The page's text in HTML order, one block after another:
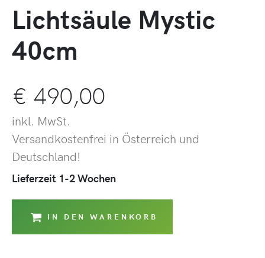
Lichtsäule Mystic
40cm
€ 490,00
inkl. MwSt.
Versandkostenfrei in Österreich und
Deutschland!
Lieferzeit 1-2 Wochen
IN DEN WARENKORB